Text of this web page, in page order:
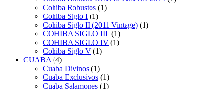
Cohiba Robustos (1)
Cohiba Siglo I (1)
Cohiba Siglo II (2011 Vintage) (1)
COHIBA SIGLO III (1)
COHIBA SIGLO IV (1)
Cohiba Siglo V (1)
CUABA (4)
Cuaba Divinos (1)
Cuaba Exclusivos (1)
Cuaba Salamones (1)